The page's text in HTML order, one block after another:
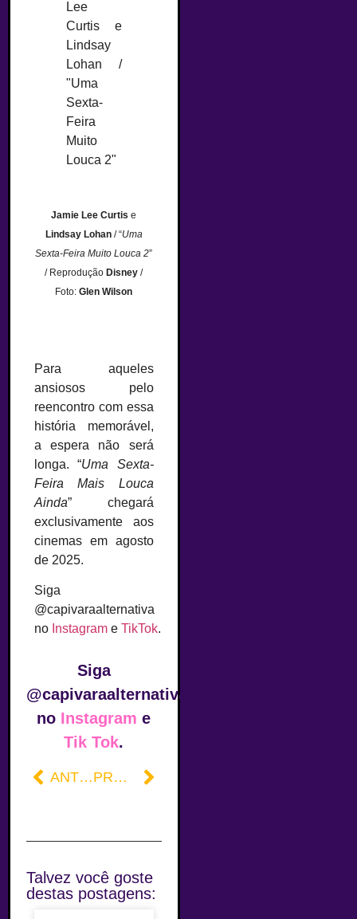
Jamie Lee Curtis e
Lindsay Lohan/ “Uma
Sexta-Feira Muito Louca 2”
/ ReproduçãoDisney /
Foto:Glen Wilson
Para aqueles
ansiosos pelo
reencontro com essa
história memorável,
a espera não será
longa. “Uma Sexta-
Feira Mais Louca
Ainda” chegará
exclusivamente aos
cinemas em agosto
de 2025.
Siga
@capivaraalternativa
no Instagram e TikTok.
Siga
@capivaraalternativa
no Instagram e
Tik Tok.
ANTERIOR PRÓXIMO
Talvez você goste
destas postagens: